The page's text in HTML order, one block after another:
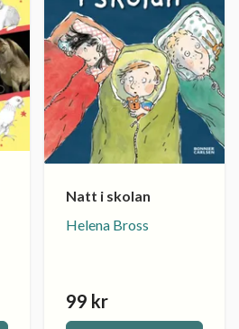
Natt i skolan
Helena Bross
99 kr